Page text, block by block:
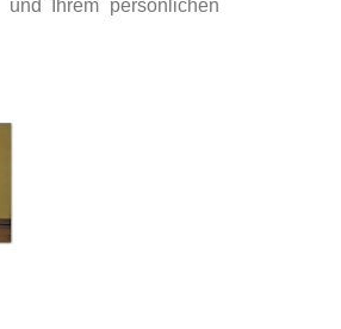
Ihrem persönlichen